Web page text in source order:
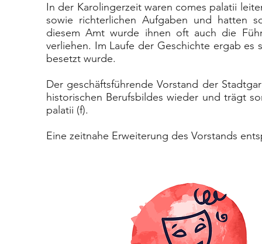
In der Karolingerzeit waren comes palatii
sowie richterlichen Aufgaben und hatten
diesem Amt wurde ihnen oft auch die
verliehen. Im Laufe der Geschichte ergab es
besetzt wurde.
Der geschäftsführende Vorstand der
historischen Berufsbildes wieder und trägt
palatii (f).
Eine zeitnahe Erweiterung des Vorstands